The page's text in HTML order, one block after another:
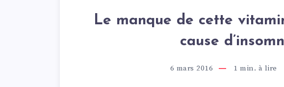
Le manque de cette
cause
6 mars 2016 1 min. à lire